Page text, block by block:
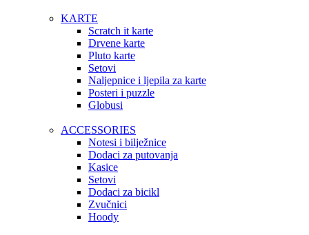
KARTE
Scratch it karte
Drvene karte
Pluto karte
Setovi
Naljepnice i ljepila za karte
Posteri i puzzle
Globusi
ACCESSORIES
Notesi i bilježnice
Dodaci za putovanja
Kasice
Setovi
Dodaci za bicikl
Zvučnici
Hoody